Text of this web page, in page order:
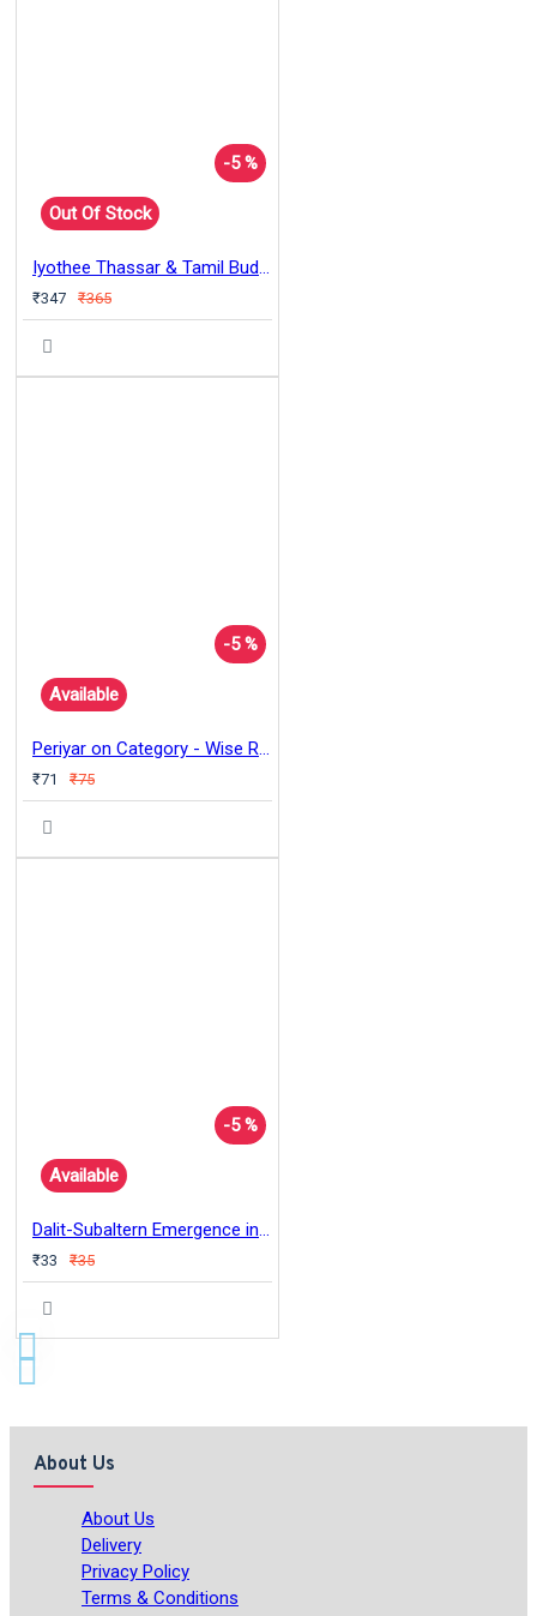
-5 %
Out Of Stock
Iyothee Thassar & Tamil Buddhist Movement
₹347 ₹365
-5 %
Available
Periyar on Category - Wise Rights
₹71 ₹75
-5 %
Available
Dalit-Subaltern Emergence in Religio-Cultural Subjectivity Iyothee Thassar & Emancipatory Buddhism
₹33 ₹35
About Us
About Us
Delivery
Privacy Policy
Terms & Conditions